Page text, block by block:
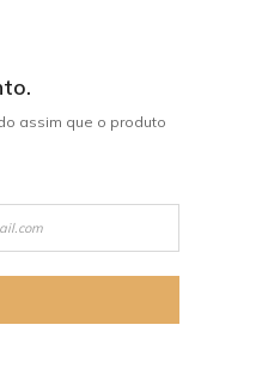
assim que o produto